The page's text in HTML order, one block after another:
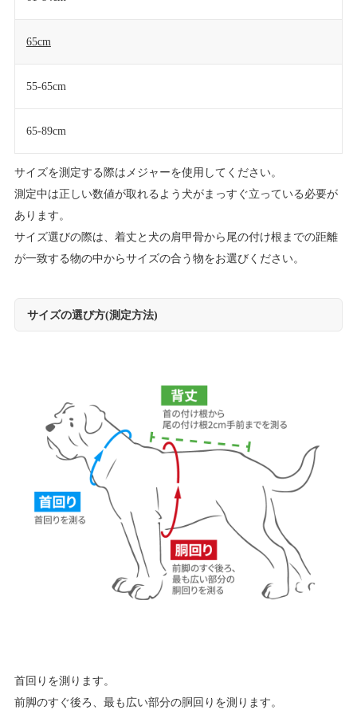
65cm
55-65cm
65-89cm
サイズを測定する際はメジャーを使用してください。
測定中は正しい数値が取れるよう犬がまっすぐ立っている必要が
あります。
サイズ選びの際は、着丈と犬の肩甲骨から尾の付け根までの距離
が一致する物の中からサイズの合う物をお選びください。
サイズの選び方(測定方法)
首回りを測ります。
前脚のすぐ後ろ、最も広い部分の胴回りを測ります。